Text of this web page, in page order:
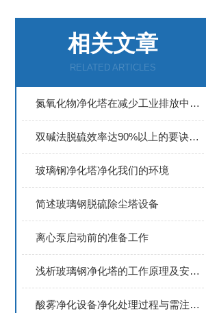
相关文章
RELATED ARTICLES
氮氧化物净化塔在减少工业排放中的作用
双碱法脱硫效率达90%以上的要诀是什么
玻璃钢净化塔净化我们的环境
简述玻璃钢脱硫除尘塔设备
离心泵启动前的准备工作
浅析玻璃钢净化塔的工作原理及安装注意事项
酸雾净化设备净化处理过程与需注意事项